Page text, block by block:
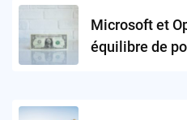
navigationMicrosoft et
équilibre de